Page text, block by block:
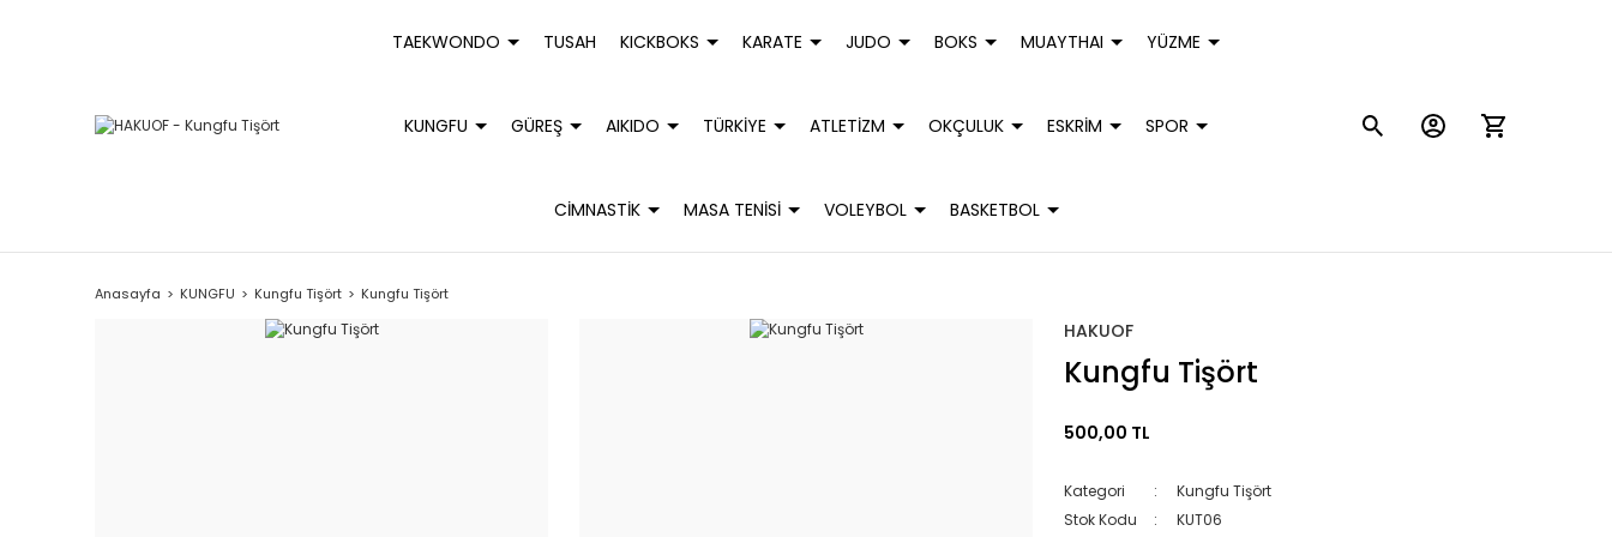
TAEKWONDO TUSAH KICKBOKS KARATE JUDO BOKS MUAYTHAI YÜZME
KUNGFU GÜREŞ AIKIDO TÜRKİYE ATLETİZM OKÇULUK ESKRİM SPOR
CİMNASTİK MASA TENİSİ VOLEYBOL BASKETBOL
Anasayfa KUNGFU Kungfu Tişört Kungfu Tişört
HAKUOF
Kungfu Tişört
500,00 TL
Kategori
Kungfu Tişört
Stok Kodu
KUT06